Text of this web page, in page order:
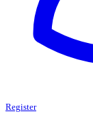
Register